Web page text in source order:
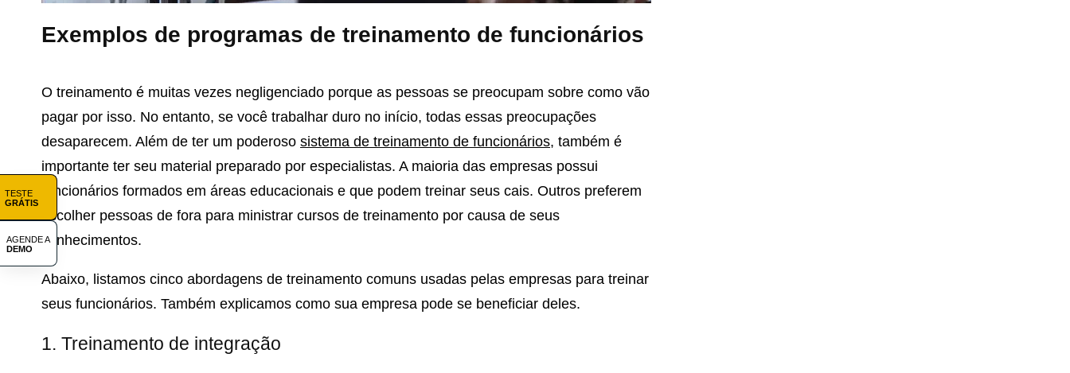
TESTE
GRÁTIS
AGENDE A
DEMO
Exemplos de programas de treinamento de funcionários
O treinamento é muitas vezes negligenciado porque as pessoas se preocupam sobre como vão
pagar por isso. No entanto, se você trabalhar duro no início, todas essas preocupações
desaparecem. Além de ter um poderoso sistema de treinamento de funcionários, também é
importante ter seu material preparado por especialistas. A maioria das empresas possui
funcionários formados em áreas educacionais e que podem treinar seus cais. Outros preferem
escolher pessoas de fora para ministrar cursos de treinamento por causa de seus
conhecimentos.
Abaixo, listamos cinco abordagens de treinamento comuns usadas pelas empresas para treinar
seus funcionários. Também explicamos como sua empresa pode se beneficiar deles.
1. Treinamento de integração